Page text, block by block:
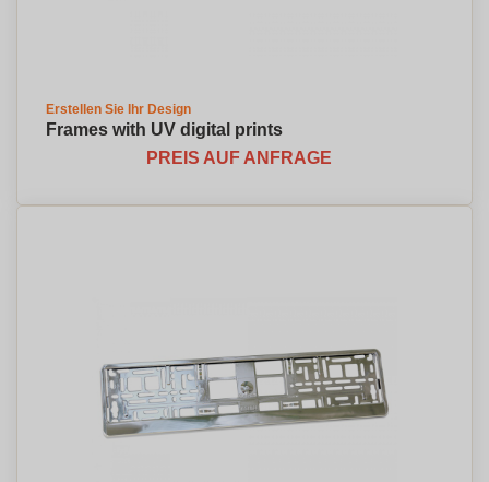
Erstellen Sie Ihr Design
Frames with UV digital prints
PREIS AUF ANFRAGE